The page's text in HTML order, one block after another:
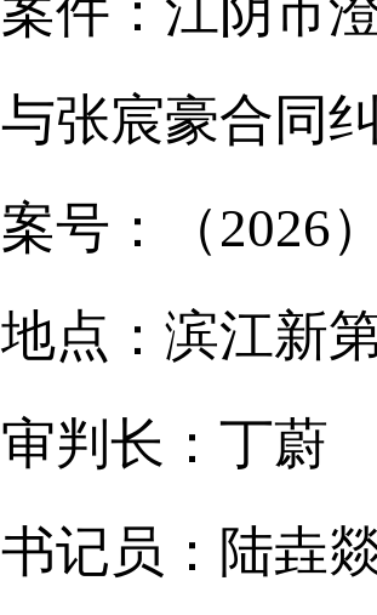
案件：江阴市
与张宸豪合同
案号：（2026
地点：滨江新
审判长：丁蔚
书记员：陆垚